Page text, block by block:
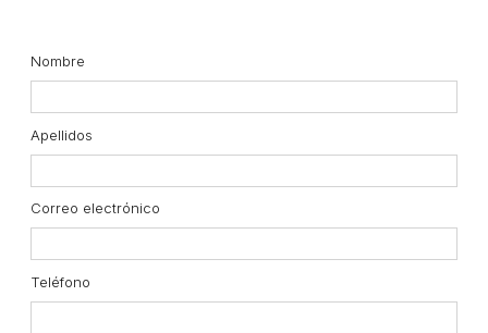
Nombre
Apellidos
Correo electrónico
Teléfono